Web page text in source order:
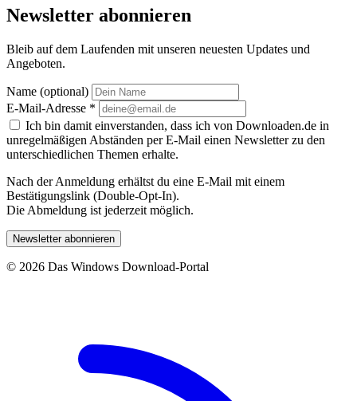
Newsletter abonnieren
Bleib auf dem Laufenden mit unseren neuesten Updates und
Angeboten.
Name (optional)
E-Mail-Adresse *
Ich bin damit einverstanden, dass ich von Downloaden.de in
unregelmäßigen Abständen per E-Mail einen Newsletter zu den
unterschiedlichen Themen erhalte.
Nach der Anmeldung erhältst du eine E-Mail mit einem
Bestätigungslink (Double-Opt-In).
Die Abmeldung ist jederzeit möglich.
Newsletter abonnieren
© 2026 Das Windows Download-Portal